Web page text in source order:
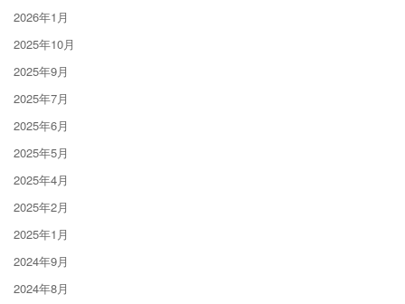
2026年1月
2025年10月
2025年9月
2025年7月
2025年6月
2025年5月
2025年4月
2025年2月
2025年1月
2024年9月
2024年8月